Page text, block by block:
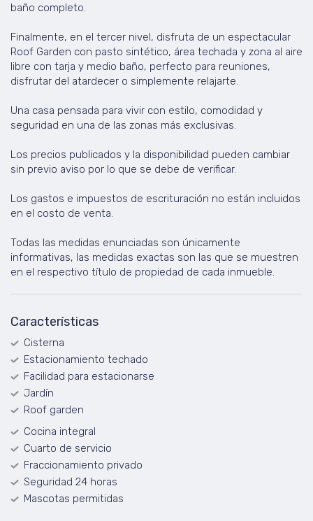
baño completo.
Finalmente, en el tercer nivel, disfruta de un espectacular
Roof Garden con pasto sintético, área techada y zona al aire
libre con tarja y medio baño, perfecto para reuniones,
disfrutar del atardecer o simplemente relajarte.
Una casa pensada para vivir con estilo, comodidad y
seguridad en una de las zonas más exclusivas.
Los precios publicados y la disponibilidad pueden cambiar
sin previo aviso por lo que se debe de verificar.
Los gastos e impuestos de escrituración no están incluidos
en el costo de venta.
Todas las medidas enunciadas son únicamente
informativas, las medidas exactas son las que se muestren
en el respectivo título de propiedad de cada inmueble.
Características
Cisterna
Estacionamiento techado
Facilidad para estacionarse
Jardín
Roof garden
Cocina integral
Cuarto de servicio
Fraccionamiento privado
Seguridad 24 horas
Mascotas permitidas